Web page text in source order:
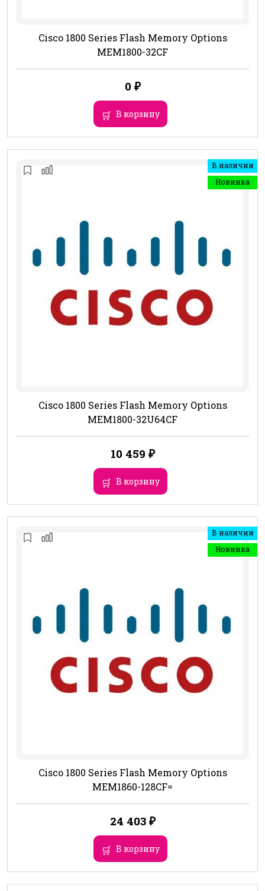
Cisco 1800 Series Flash Memory Options
MEM1800-32CF
0 ₽
В корзину
В наличии
Новинка
Cisco 1800 Series Flash Memory Options
MEM1800-32U64CF
10 459 ₽
В корзину
В наличии
Новинка
Cisco 1800 Series Flash Memory Options
MEM1860-128CF=
24 403 ₽
В корзину